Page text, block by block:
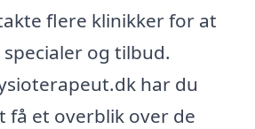
flere klinikker for at
og tilbud.
har du
få et overblik over de